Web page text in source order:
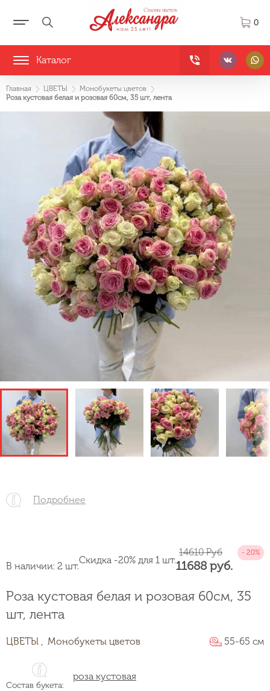
0
Каталог
Главная ЦВЕТЫ
Монобукеты цветов
Роза кустовая белая и розовая 60см, 35 шт, лента
Подробнее
Роза кустовая белая и розовая 60см, 35
шт, лента
ЦВЕТЫ , Монобукеты цветов 55-65 см
Состав букета:
роза кустовая
В наличии: 2 шт.
Скидка -20% для 1 шт.11688 руб.
14610 Руб